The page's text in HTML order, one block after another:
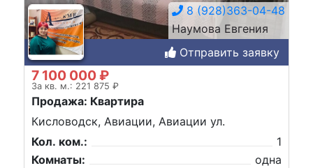
8 (928)363-04-48
Наумова Евгения
Отправить заявку
7 100 000 ₽
За кв. м.: 221 875 ₽
Продажа: Квартира
Кисловодск, Авиации, Авиации ул.
Кол. ком.:
1
Комнаты:
одна